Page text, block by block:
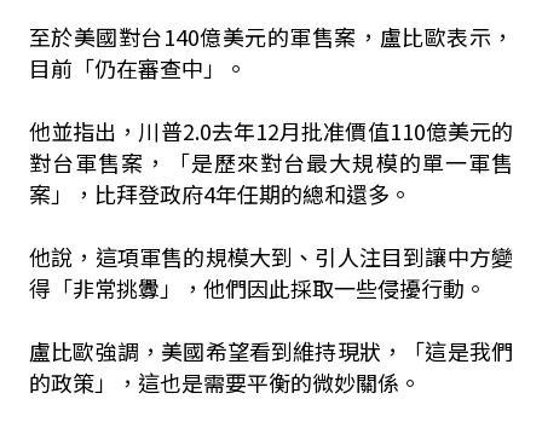
至於美國對台140億美元的軍售案，盧比歐表示，
目前「仍在審查中」。
他並指出，川普2.0去年12月批准價值110億美元的
對台軍售案，「是歷來對台最大規模的單一軍售
案」，比拜登政府4年任期的總和還多。
他說，這項軍售的規模大到、引人注目到讓中方變
得「非常挑釁」，他們因此採取一些侵擾行動。
盧比歐強調，美國希望看到維持現狀，「這是我們
的政策」，這也是需要平衡的微妙關係。